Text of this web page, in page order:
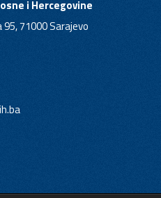
i Hercegovine
71000 Sarajevo